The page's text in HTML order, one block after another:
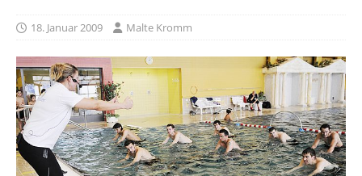
18. Januar 2009 Malte Kromm